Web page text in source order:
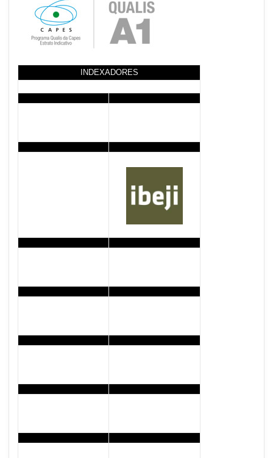
INDEXADORES